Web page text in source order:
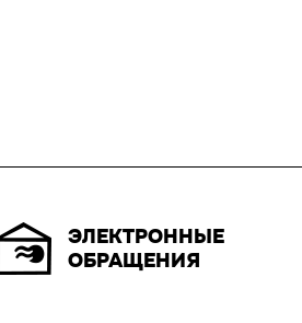
ЭЛЕКТРОННЫЕ
ОБРАЩЕНИЯ